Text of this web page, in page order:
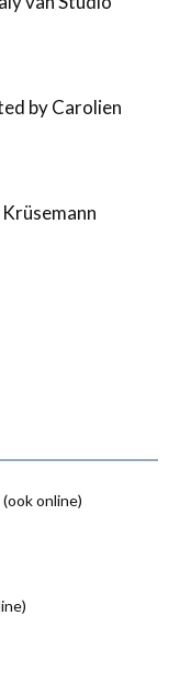
by Carolien
online)